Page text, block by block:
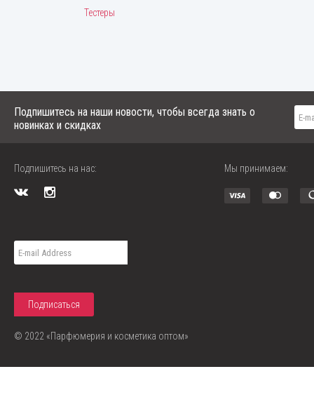
Тестеры
Подпишитесь на наши новости, чтобы всегда знать о
новинках и скидках
Подпишитесь на нас: Мы принимаем:
© 2022 «Парфюмерия и косметика оптом»